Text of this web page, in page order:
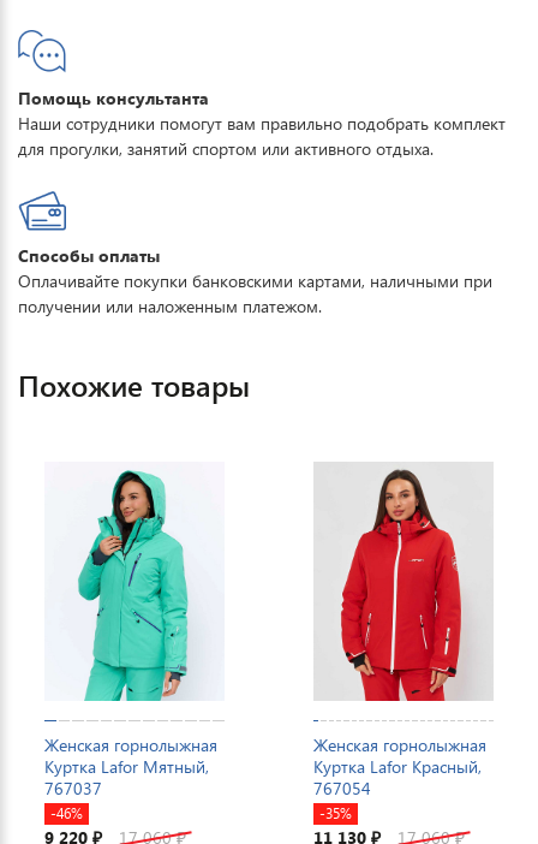
Помощь консультанта
Наши сотрудники помогут вам правильно подобрать комплект
для прогулки, занятий спортом или активного отдыха.
Способы оплаты
Оплачивайте покупки банковскими картами, наличными при
получении или наложенным платежом.
Похожие товары
Женская горнолыжная
Куртка Lafor Мятный,
767037
-46%
9 220 ₽ 17 060₽
Женская горнолыжная
Куртка Lafor Красный,
767054
-35%
11 130 ₽ 17 060₽